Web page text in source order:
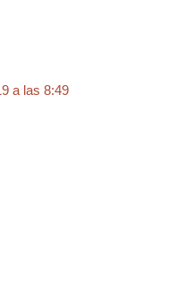
a las 8:49